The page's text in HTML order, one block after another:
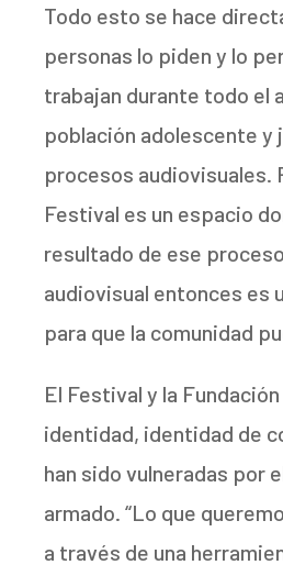
Todo esto se hace
personas lo piden y lo
trabajan durante todo el
población adolescente y
procesos audiovisuales.
Festival es un espacio
resultado de ese
audiovisual entonces es
para que la comunidad
El Festival y la
identidad, identidad de
han sido vulneradas por
armado. “Lo que
a través de una